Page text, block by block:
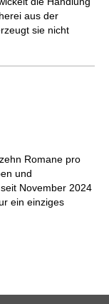
aus der
sie nicht
Romane pro
und
November 2024
ein einziges